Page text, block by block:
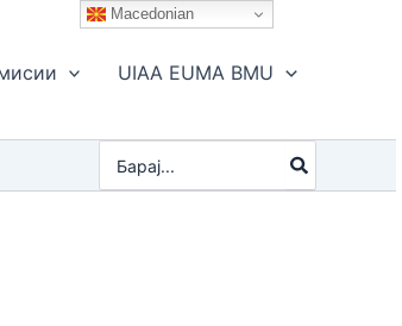
UIAA EUMA BMU
for:
Macedonian